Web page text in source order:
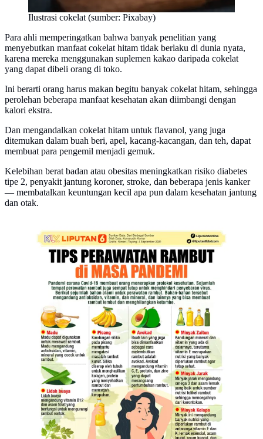
Ilustrasi cokelat (sumber: Pixabay)
Para ahli memperingatkan bahwa banyak penelitian yang
menyebutkan manfaat cokelat hitam tidak berlaku di dunia nyata,
karena mereka menggunakan suplemen kakao daripada cokelat
yang dapat dibeli orang di toko.
Ini berarti orang harus makan begitu banyak cokelat hitam, sehingga
perolehan beberapa manfaat kesehatan akan diimbangi dengan
kalori ekstra.
Dan mengandalkan cokelat hitam untuk flavanol, yang juga
ditemukan dalam buah beri, apel, kacang-kacangan, dan teh, dapat
membuat para pengemil menjadi gemuk.
Kelebihan berat badan atau obesitas meningkatkan risiko diabetes
tipe 2, penyakit jantung koroner, stroke, dan beberapa jenis kanker
— membatalkan keuntungan kecil apa pun dalam kesehatan jantung
dan otak.